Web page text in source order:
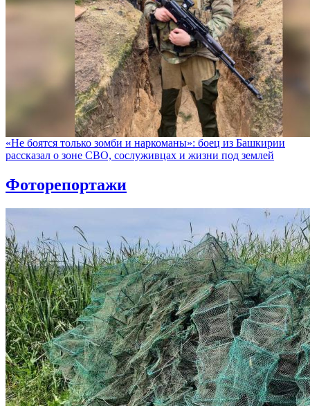
«Не боятся только зомби и наркоманы»: боец из Башкирии
рассказал о зоне СВО, сослуживцах и жизни под землей
Фоторепортажи